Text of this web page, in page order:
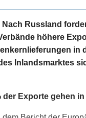
Nach Russland
höhere
in
Inlandsmarktes
der Exporte gehen in